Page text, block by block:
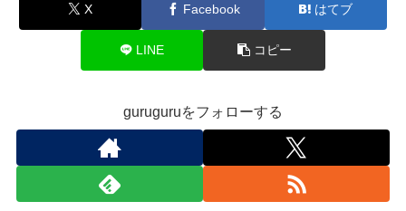
X Facebook はてブ
LINE コピー
guruguruをフォローする